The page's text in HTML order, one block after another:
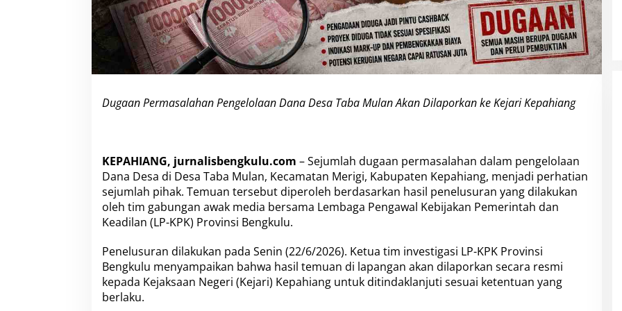
a
D
e
s
a
T
a
a
n
A
k
a
n
l
a
p
Dugaan Permasalahan Pengelolaan Dana Desa Taba Mulan Akan Dilaporkan ke Kejari Kepahiang
KEPAHIANG, jurnalisbengkulu.com – Sejumlah dugaan permasalahan dalam pengelolaan
Dana Desa di Desa Taba Mulan, Kecamatan Merigi, Kabupaten Kepahiang, menjadi perhatian
sejumlah pihak. Temuan tersebut diperoleh berdasarkan hasil penelusuran yang dilakukan
oleh tim gabungan awak media bersama Lembaga Pengawal Kebijakan Pemerintah dan
Keadilan (LP-KPK) Provinsi Bengkulu.
Penelusuran dilakukan pada Senin (22/6/2026). Ketua tim investigasi LP-KPK Provinsi
Bengkulu menyampaikan bahwa hasil temuan di lapangan akan dilaporkan secara resmi
kepada Kejaksaan Negeri (Kejari) Kepahiang untuk ditindaklanjuti sesuai ketentuan yang
berlaku.